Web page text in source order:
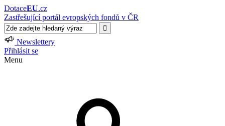
DotaceEU.cz
Zastřešující portál evropských fondů v ČR
Newslettery
Přihlásit se
Menu